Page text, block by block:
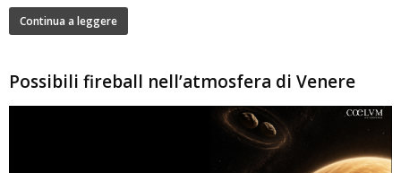
Continua a leggere
Possibili fireball nell’atmosfera di Venere